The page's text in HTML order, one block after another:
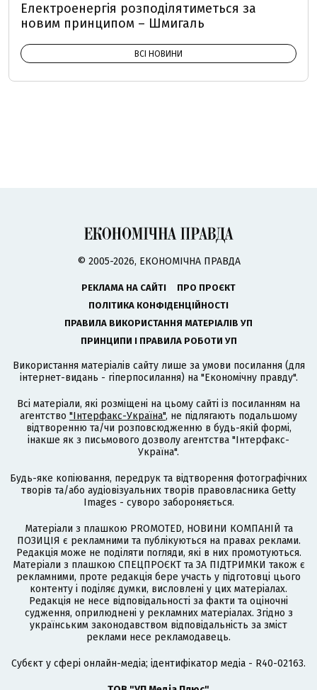
Електроенергія розподілятиметься за
новим принципом – Шмигаль
ВСІ НОВИНИ
© 2005-2026, ЕКОНОМІЧНА ПРАВДА
РЕКЛАМА НА САЙТІ
ПРО ПРОЄКТ
ПОЛІТИКА КОНФІДЕНЦІЙНОСТІ
ПРАВИЛА ВИКОРИСТАННЯ МАТЕРІАЛІВ УП
ПРИНЦИПИ І ПРАВИЛА РОБОТИ УП
Використання матеріалів сайту лише за умови посилання (для
інтернет-видань - гіперпосилання) на "Економічну правду".
Всі матеріали, які розміщені на цьому сайті із посиланням на
агентство "Інтерфакс-Україна", не підлягають подальшому
відтворенню та/чи розповсюдженню в будь-якій формі,
інакше як з письмового дозволу агентства "Інтерфакс-
Україна".
Будь-яке копіювання, передрук та відтворення фотографічних
творів та/або аудіовізуальних творів правовласника Getty
Images - суворо забороняється.
Матеріали з плашкою PROMOTED, НОВИНИ КОМПАНІЙ та
ПОЗИЦІЯ є рекламними та публікуються на правах реклами.
Редакція може не поділяти погляди, які в них промотуються.
Матеріали з плашкою СПЕЦПРОЄКТ та ЗА ПІДТРИМКИ також є
рекламними, проте редакція бере участь у підготовці цього
контенту і поділяє думки, висловлені у цих матеріалах.
Редакція не несе відповідальності за факти та оціночні
судження, оприлюднені у рекламних матеріалах. Згідно з
українським законодавством відповідальність за зміст
реклами несе рекламодавець.
Cубєкт у сфері онлайн-медіа; ідентифікатор медіа - R40-02163.